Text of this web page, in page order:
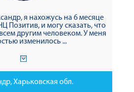
я нахожусь на 6 месяце
Позитив, и могу сказать, что
другим человеком. У меня
изменилось ...
Харьковская обл.